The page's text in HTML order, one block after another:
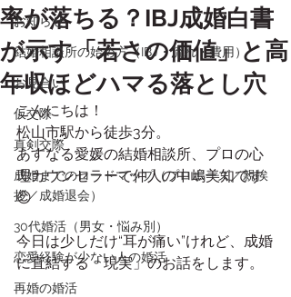
お知らせ
結婚相談所の始め方（IBJ・流れ・費用）
お見合い
仮交際
真剣交際
成婚までのロードマップ（プロポーズ／親挨
拶／成婚退会）
30代婚活（男女・悩み別）
恋愛経験が少ない人の婚活
再婚の婚活
率が落ちる？IBJ成婚白書
が示す「若さの価値」と高
年収ほどハマる落とし穴
こんにちは！
松山市駅から徒歩3分。
あすなる愛媛の結婚相談所、プロの心
理カウンセラーで仲人の中嶋美知です
😊
今日は少しだけ“耳が痛い”けれど、成婚
に直結する「現実」のお話をします。